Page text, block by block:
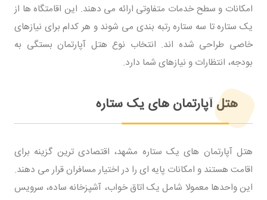
امکانات و سطح خدمات متفاوتی ارائه می دهند. این اقامتگاه ها از
یک ستاره تا سه ستاره رتبه بندی می شوند و هر کدام برای نیازهای
خاصی طراحی شده اند. انتخاب نوع هتل آپارتمان بستگی به
بودجه، انتظارات و نیازهای شما دارد.
هتل آپارتمان های یک ستاره
هتل آپارتمان های یک ستاره مشهد، اقتصادی ترین گزینه برای
اقامت هستند و امکانات پایه ای را در اختیار مسافران قرار می دهند.
این واحدها معمولا شامل یک اتاق خواب، آشپزخانه ساده، سرویس